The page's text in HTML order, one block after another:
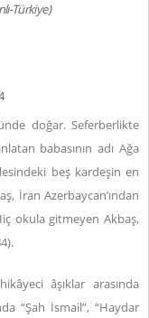
Türkiye)
doğar. Seferberlikte
babasının adı Ağa
beş kardeşin en
İran Azerbaycan’ından
okula gitmeyen Akbaş,
âşıklar arasında
“Şah İsmail”, “Haydar